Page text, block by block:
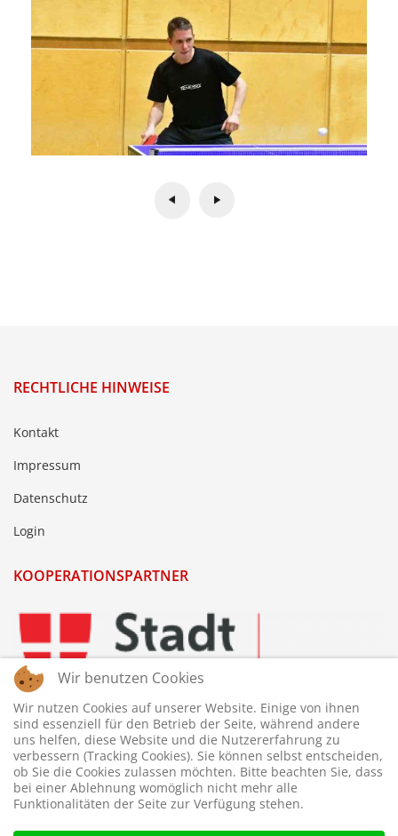
RECHTLICHE HINWEISE
Kontakt
Impressum
Datenschutz
Login
KOOPERATIONSPARTNER
Wir benutzen Cookies
Wir nutzen Cookies auf unserer Website. Einige von ihnen
sind essenziell für den Betrieb der Seite, während andere
uns helfen, diese Website und die Nutzererfahrung zu
verbessern (Tracking Cookies). Sie können selbst entscheiden,
ob Sie die Cookies zulassen möchten. Bitte beachten Sie, dass
bei einer Ablehnung womöglich nicht mehr alle
Funktionalitäten der Seite zur Verfügung stehen.